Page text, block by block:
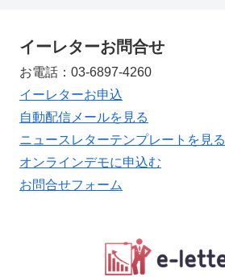
イーレターお問合せ
お電話：03-6897-4260
イーレターお申込
自動配信メールを見る
ニュースレターテンプレートを見る
オンラインデモに申込む
お問合せフォーム